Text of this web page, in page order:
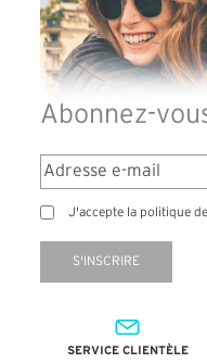
Abonnez-
J'accepte la politique
S'INSCRIRE
SERVICE CLIENTÈLE